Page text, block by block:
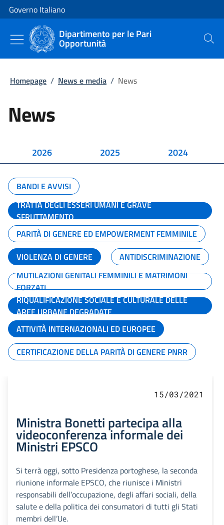
Vai al contenuto
Vai alla navigazione del sito
Governo Italiano
Dipartimento per le Pari
Opportunità Cerca
Homepage / News e media / News
News
2026 2025 2024
BANDI E AVVISI
TRATTA DEGLI ESSERI UMANI E GRAVE
SFRUTTAMENTO
PARITÀ DI GENERE ED EMPOWERMENT FEMMINILE
VIOLENZA DI GENERE
ANTIDISCRIMINAZIONE
MUTILAZIONI GENITALI FEMMINILI E MATRIMONI
FORZATI
RIQUALIFICAZIONE SOCIALE E CULTURALE DELLE
AREE URBANE DEGRADATE
ATTIVITÀ INTERNAZIONALI ED EUROPEE
CERTIFICAZIONE DELLA PARITÀ DI GENERE PNRR
15/03/2021
Ministra Bonetti partecipa alla
videoconferenza informale dei
Ministri EPSCO
Si terrà oggi, sotto Presidenza portoghese, la seconda
riunione informale EPSCO, che riunisce i Ministri
responsabili dell’occupazione, degli affari sociali, della
salute e della politica dei consumatori di tutti gli Stati
membri dell’Ue.